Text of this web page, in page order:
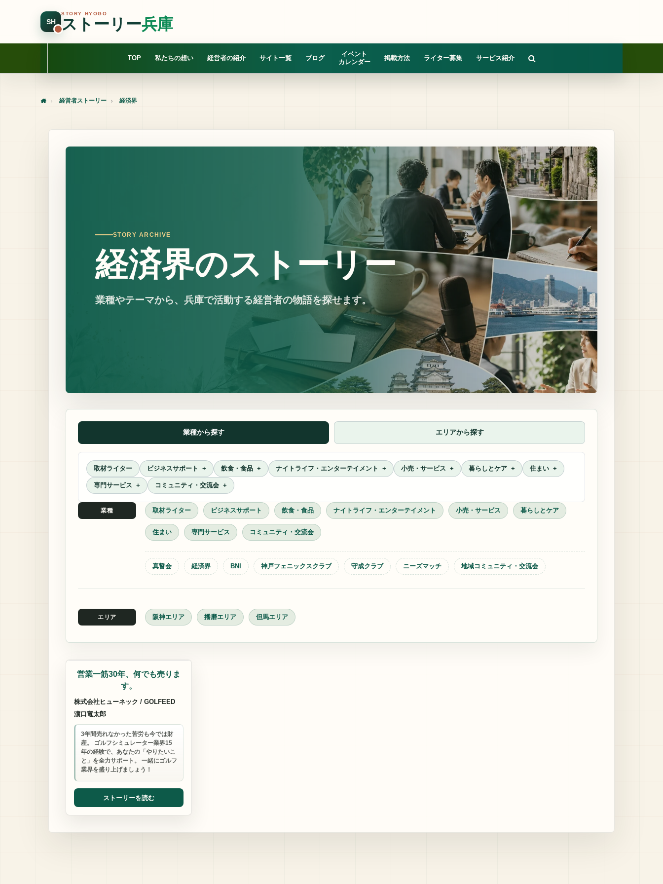
SH
STORY HYOGO
ストーリー兵庫
TOP 私たちの想い 経営者の紹介 サイト一覧 ブログ
イベント
カレンダー
掲載方法 ライター募集 サービス紹介
経営者ストーリー 経済界
STORY ARCHIVE
経済界のストーリー
業種やテーマから、兵庫で活動する経営者の物語を探せます。
業種から探す エリアから探す
取材ライター ビジネスサポート 飲食・食品 ナイトライフ・エンターテイメント 小売・サービス 暮らしとケア 住まい
専門サービス コミュニティ・交流会
業種 取材ライター ビジネスサポート 飲食・食品 ナイトライフ・エンターテイメント 小売・サービス 暮らしとケア
住まい 専門サービス コミュニティ・交流会
真誓会 経済界 BNI 神戸フェニックスクラブ 守成クラブ ニーズマッチ 地域コミュニティ・交流会
エリア 阪神エリア 播磨エリア 但馬エリア
営業一筋30年、何でも売りま
す。
株式会社ヒューネック / GOLFEED
濵口竜太郎
3年間売れなかった苦労も今では財
産。 ゴルフシミュレーター業界15
年の経験で、あなたの「やりたいこ
と」を全力サポート。 一緒にゴルフ
業界を盛り上げましょう！
ストーリーを読む